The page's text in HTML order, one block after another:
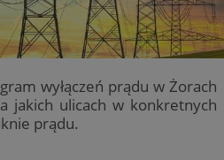
wyłączeń prądu w Żorach
jakich ulicach w konkretnych
prądu.